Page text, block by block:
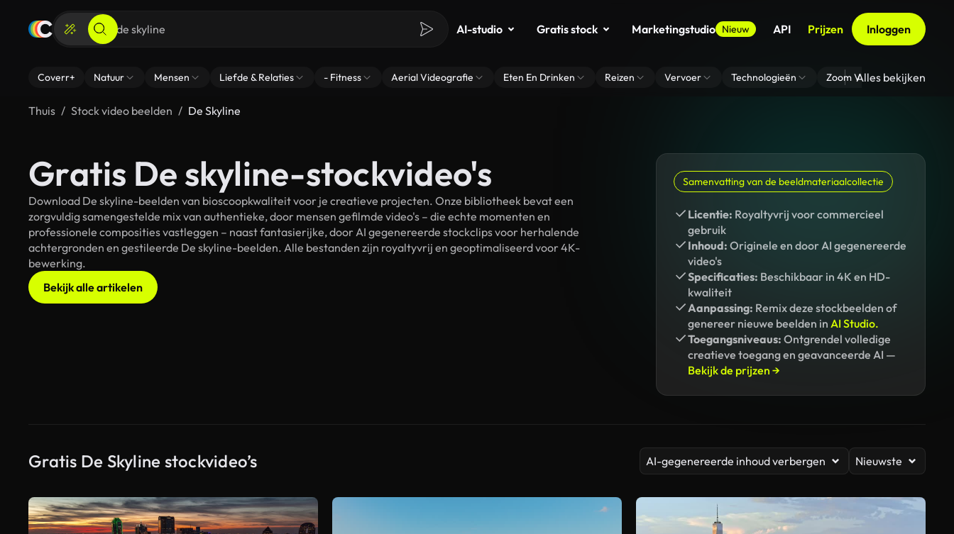
AI-studio Gratis stock Marketingstudio Nieuw API Prijzen Inloggen
Coverr+ Natuur Mensen Liefde & Relaties - Fitness Aerial Videografie Eten En Drinken Reizen Vervoer Technologieën Zoom Virtuele
Alles bekijken
Thuis Stock video beelden De Skyline
Gratis De skyline-stockvideo's
Download De skyline-beelden van bioscoopkwaliteit voor je creatieve projecten. Onze bibliotheek bevat een
zorgvuldig samengestelde mix van authentieke, door mensen gefilmde video's – die echte momenten en
professionele composities vastleggen – naast fantasierijke, door AI gegenereerde stockclips voor herhalende
achtergronden en gestileerde De skyline-beelden. Alle bestanden zijn royaltyvrij en geoptimaliseerd voor 4K-
bewerking.
Bekijk alle artikelen
Samenvatting van de beeldmateriaalcollectie
Licentie: Royaltyvrij voor commercieel
gebruik
Inhoud: Originele en door AI gegenereerde
video's
Specificaties: Beschikbaar in 4K en HD-
kwaliteit
Aanpassing: Remix deze stockbeelden of
genereer nieuwe beelden in AI Studio.
Toegangsniveaus: Ontgrendel volledige
creatieve toegang en geavanceerde AI —
Bekijk de prijzen →
Gratis De Skyline stockvideo’s AI-gegenereerde inhoud verbergen Nieuwste